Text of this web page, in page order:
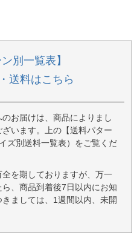
別一覧表】
送料はこちら
お届けは、商品によりまし
います。上の【送料パター
ズ別送料一覧表）をご覧くだ
を期しておりますが、万一
、商品到着後7日以内にお知
ましては、1週間以内、未開